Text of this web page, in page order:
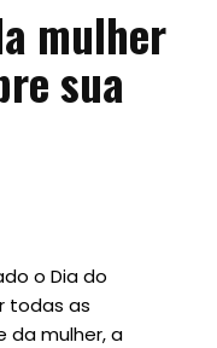
mulher
sua
o Dia do
todas as
da mulher, a